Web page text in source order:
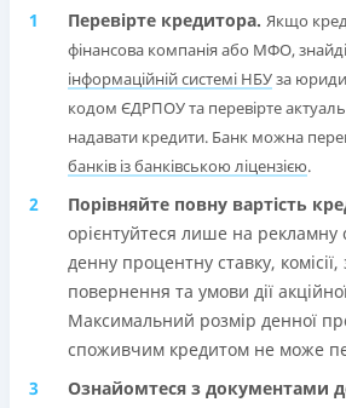
Перевірте кредитора. Якщо
фінансова компанія або МФО,
інформаційній системі НБУза
кодом ЄДРПОУ та перевірте
надавати кредити. Банк можна
банків із банківською ліцензією.
Порівняйте повну вартість
орієнтуйтеся лише на рекламну
денну процентну ставку,
повернення та умови дії
Максимальний розмір денної
споживчим кредитом не може
Ознайомтеся з документами